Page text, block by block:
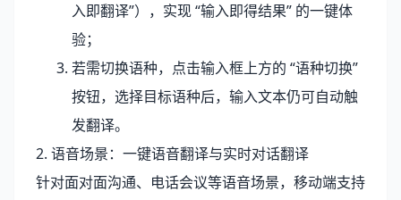
入即翻译”），实现 “输入即得结果” 的一键体
验；
若需切换语种，点击输入框上方的 “语种切换”
按钮，选择目标语种后，输入文本仍可自动触
发翻译。
2. 语音场景：一键语音翻译与实时对话翻译
针对面对面沟通、电话会议等语音场景，移动端支持